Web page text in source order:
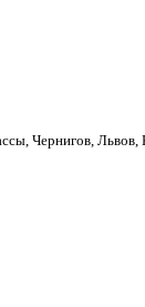
Чернигов,